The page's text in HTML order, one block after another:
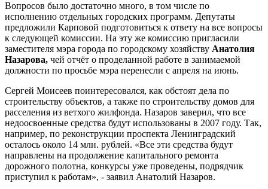
Вопросов было достаточно много, в том числе по
исполнению отдельных городских программ. Депутаты
предложили Карповой подготовиться к ответу на все вопросы
к следующей комиссии. На эту же комиссию пригласили
заместителя мэра города по городскому хозяйству Анатолия
Назарова, чей отчёт о проделанной работе в занимаемой
должности по просьбе мэра перенесли с апреля на июнь.
Сергей Моисеев поинтересовался, как обстоят дела по
строительству объектов, а также по строительству домов для
расселения из ветхого жилфонда. Назаров заверил, что все
недоосвоенные средства будут использованы в 2007 году. Так,
например, по реконструкции проспекта Ленинградский
осталось около 14 млн. рублей. «Все эти средства будут
направлены на продолжение капитального ремонта
дорожного полотна, конкурсы уже проведены, подрядчик
приступил к работам», - заявил Анатолий Назаров.